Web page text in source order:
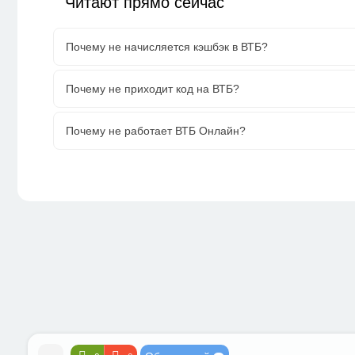
Почему не начисляется кэшбэк в ВТБ?
Почему не приходит код на ВТБ?
Почему не работает ВТБ Онлайн?